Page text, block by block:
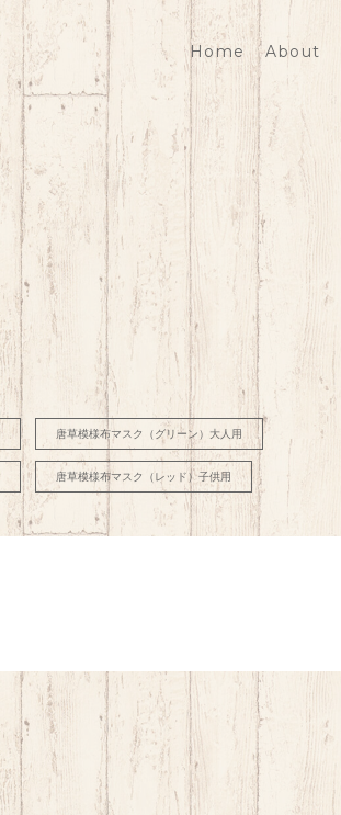
Home About
唐草模様布マスク（グリーン）大人用
唐草模様布マスク（レッド）子供用